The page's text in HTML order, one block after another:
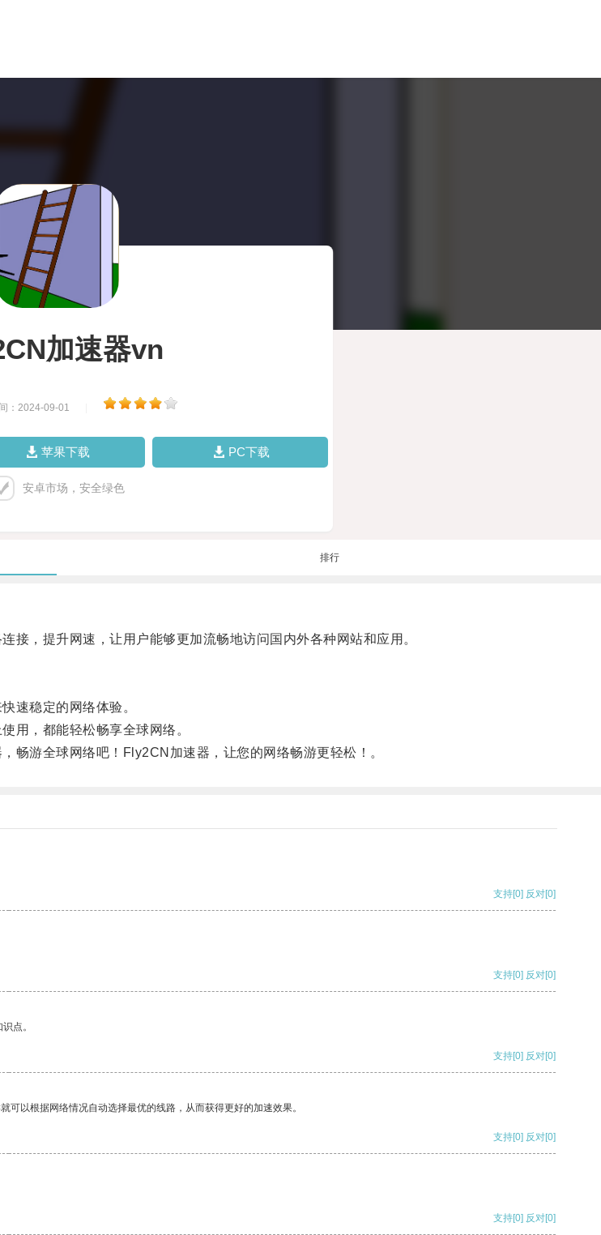
加速器vn
：2024-09-01
苹果下载 PC下载
安卓市场，安全绿色
排行
，提升网速，让用户能够更加流畅地访问国内外各种网站和应用。
速稳定的网络体验。
，都能轻松畅享全球网络。
游全球网络吧！Fly2CN加速器，让您的网络畅游更轻松！。
支持[0] 反对[0]
支持[0] 反对[0]
点。
支持[0] 反对[0]
以根据网络情况自动选择最优的线路，从而获得更好的加速效果。
支持[0] 反对[0]
支持[0] 反对[0]